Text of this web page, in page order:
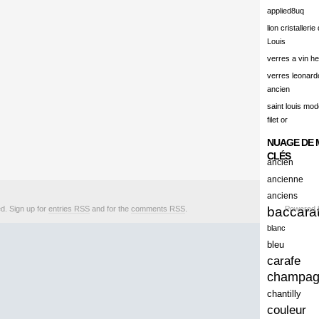
alisation
amazing
america
amiante
ancien
ancienes
ancienne
anciennes
anciens
ancient
anecdotes
applied8uq
lion cristallerie
Louis
verres a vin
verres
ancien
saint louis
filet or
NUAGE DE
CLÉS
ancien
ancienne
anciens
blanc
bleu
carafe
chantilly
couleur
Sign up for entries RSS and for the comments RSS Powered